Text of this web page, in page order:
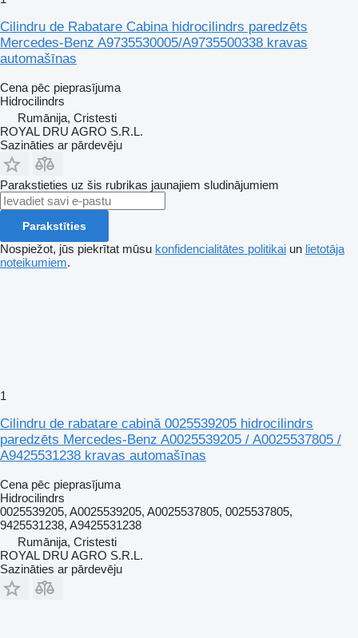
Cilindru de Rabatare Cabina hidrocilindrs paredzēts
Mercedes-Benz A9735530005/A9735500338 kravas
automašīnas
Cena pēc pieprasījuma
Hidrocilindrs
Rumānija, Cristesti
ROYAL DRU AGRO S.R.L.
Sazināties ar pārdevēju
Parakstieties uz šis rubrikas jaunajiem sludinājumiem
Parakstīties
Nospiežot, jūs piekrītat mūsu konfidencialitātes politikai un lietotāja
noteikumiem.
1
Cilindru de rabatare cabină 0025539205 hidrocilindrs
paredzēts Mercedes-Benz A0025539205 / A0025537805 /
A9425531238 kravas automašīnas
Cena pēc pieprasījuma
Hidrocilindrs
0025539205, A0025539205, A0025537805, 0025537805,
9425531238, A9425531238
Rumānija, Cristesti
ROYAL DRU AGRO S.R.L.
Sazināties ar pārdevēju